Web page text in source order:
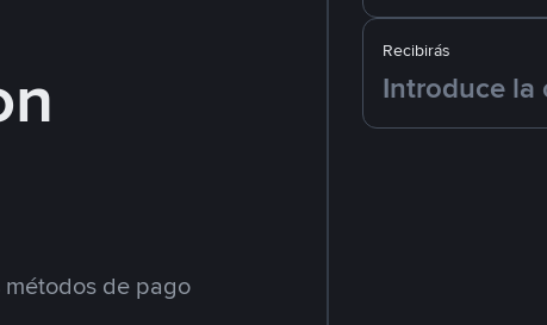
métodos de pago
Recibirás